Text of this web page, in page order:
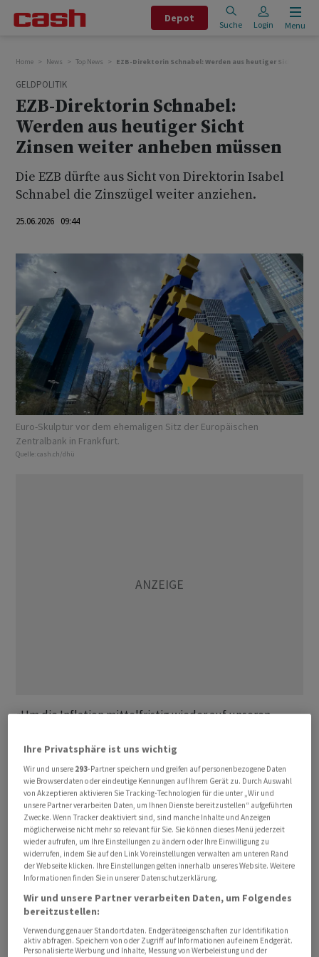
Depot
Suche Login Menu
Home News Top News EZB-Direktorin Schnabel: Werden aus heutiger Sicht
GELDPOLITIK
EZB-Direktorin Schnabel:
Werden aus heutiger Sicht
Zinsen weiter anheben müssen
Die EZB dürfte aus Sicht von Direktorin Isabel
Schnabel die Zinszügel weiter anziehen.
25.06.2026 09:44
Euro-Skulptur vor dem ehemaligen Sitz der Europäischen
Zentralbank in Frankfurt.
Quelle: cash.ch/dhü
«Um die Inflation mittelfristig wieder auf unseren
aus ‌heutiger Sicht ⁠die Zinsen weiter anheben müssen»,
sagte EZB-Direktorin Isabel Schnabel der «Zeit» in
einem am Donnerstag veröffentlichten Interview. Das
Ausmass ⁠und der Zeitpunkt weiterer Massnahmen
hingen jedoch davon ab, wie sich der Konflikt, die
Wirtschaft und die Inflation entwickelten. Die
Waffenruhe ‌in Nahost sei kein Grund zur Entwarnung für
die Geldpolitik. «Die Energiepreise ‌sind gefallen, aber
sie liegen noch immer deutlich ​höher als vor dem Krieg»,
fügte sie hinzu. Die EZB schaue besonders auf die
Energiepreise für Lieferungen in den nächsten Jahren.
Und diese blieben erhöht.
Ihre Privatsphäre ist uns wichtig
Wir und unsere 293-Partner speichern und greifen auf personenbezogene Daten
wie Browserdaten oder eindeutige Kennungen auf Ihrem Gerät zu. Durch Auswahl
von Akzeptieren aktivieren Sie Tracking-Technologien für die unter „Wir und
unsere Partner verarbeiten Daten, um Ihnen Dienste bereitzustellen“ aufgeführten
Zwecke. Wenn Tracker deaktiviert sind, sind manche Inhalte und Anzeigen
möglicherweise nicht mehr so relevant für Sie. Sie können dieses Menü jederzeit
wieder aufrufen, um Ihre Einstellungen zu ändern oder Ihre Einwilligung zu
widerrufen, indem Sie auf den Link Voreinstellungen verwalten am unteren Rand
der Webseite klicken. Ihre Einstellungen gelten innerhalb unseres Website. Weitere
Informationen finden Sie in unserer Datenschutzerklärung.
Wir und unsere Partner verarbeiten Daten, um Folgendes
bereitzustellen:
Verwendung genauer Standortdaten. Endgeräteeigenschaften zur Identifikation
aktiv abfragen. Speichern von oder Zugriff auf Informationen auf einem Endgerät.
Personalisierte Werbung und Inhalte, Messung von Werbeleistung und der